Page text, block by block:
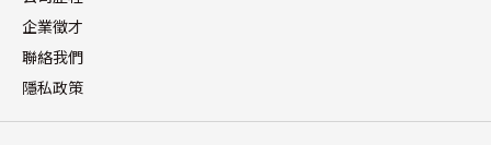
企業徵才
聯絡我們
隱私政策